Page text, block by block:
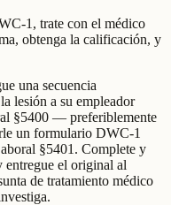
1, trate con el médico
obtenga la calificación, y
una secuencia
lesión a su empleador
§5400 — preferiblemente
un formulario DWC-1
§5401. Complete y
el original al
de tratamiento médico